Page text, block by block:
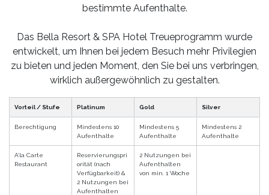
bestimmte Aufenthalte.
Das Bella Resort & SPA Hotel Treueprogramm wurde
entwickelt, um Ihnen bei jedem Besuch mehr Privilegien
zu bieten und jeden Moment, den Sie bei uns verbringen,
wirklich außergewöhnlich zu gestalten.
Vorteil / Stufe Platinum Gold Silver
Berechtigung
Mindestens 10
Aufenthalte
Mindestens 5
Aufenthalte
Mindestens 2
Aufenthalte
A’la Carte
Restaurant
Reservierungspri
orität (nach
Verfügbarkeit) &
2 Nutzungen bei
Aufenthalten
2 Nutzungen bei
Aufenthalten
von min. 1 Woche